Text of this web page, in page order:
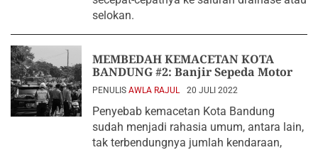
selokan.
MEMBEDAH KEMACETAN KOTA
BANDUNG #2: Banjir Sepeda Motor
PENULIS AWLA RAJUL 20 JULI 2022
Penyebab kemacetan Kota Bandung
sudah menjadi rahasia umum, antara lain,
tak terbendungnya jumlah kendaraan,